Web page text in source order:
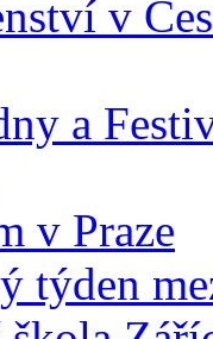
v
a
v Praze
týden